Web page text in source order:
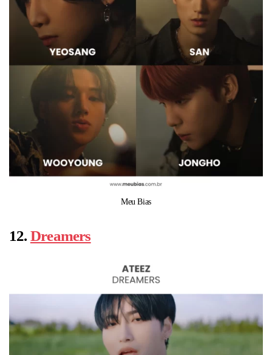
Meu Bias
12. Dreamers